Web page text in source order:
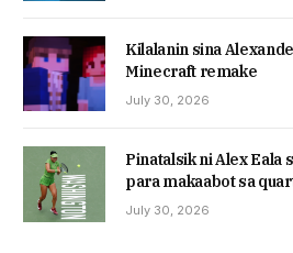
Kilalanin sina
Minecraft remake
July 30, 2026
Pinatalsik ni Alex Eala
para makaabot sa
July 30, 2026